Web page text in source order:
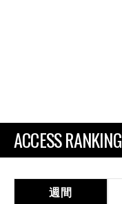
ACCESS RANKING
週間